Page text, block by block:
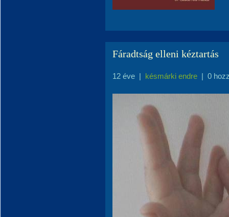
Fáradtság elleni kéztartás
12 éve | késmárki endre | 0